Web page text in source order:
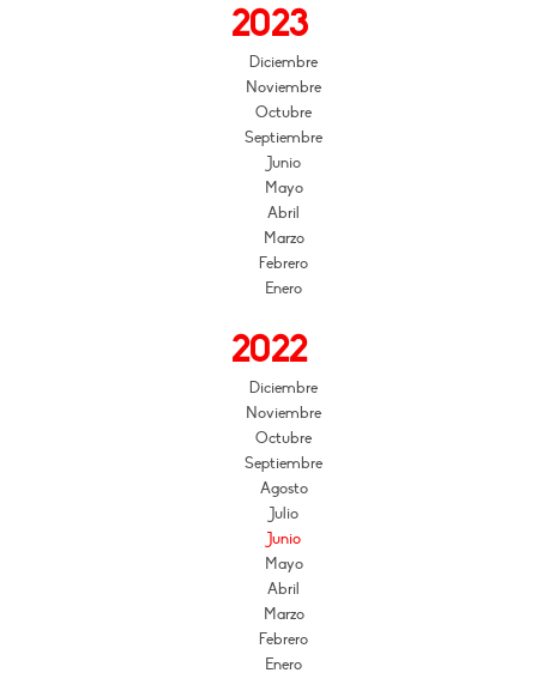
2023
Diciembre
Noviembre
Octubre
Septiembre
Junio
Mayo
Abril
Marzo
Febrero
Enero
2022
Diciembre
Noviembre
Octubre
Septiembre
Agosto
Julio
Junio
Mayo
Abril
Marzo
Febrero
Enero